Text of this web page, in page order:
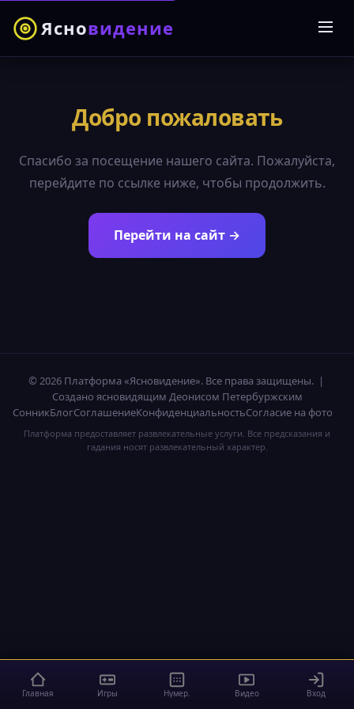
Ясновидение
Добро пожаловать
Спасибо за посещение нашего сайта. Пожалуйста,
перейдите по ссылке ниже, чтобы продолжить.
Перейти на сайт →
© 2026 Платформа «Ясновидение». Все права защищены. |
Создано ясновидящим Деонисом Петербуржским
СонникБлогСоглашениеКонфиденциальностьСогласие на фото
Платформа предоставляет развлекательные услуги. Все предсказания и
гадания носят развлекательный характер.
Главная Игры Нумер. Видео Вход